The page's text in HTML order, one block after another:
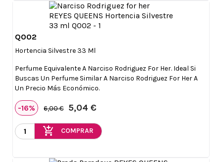
Q002
Hortencia Silvestre 33 Ml
Perfume Equivalente A Narciso Rodriguez For Her. Ideal Si
Buscas Un Perfume Similar A Narciso Rodriguez For Her A
Un Precio Más Económico.
-16% 6,00 € 5,04 €
add_shopping_cart COMPRAR